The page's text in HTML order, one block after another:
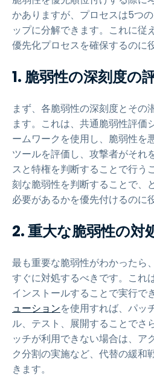
かありますが、プロセスは5つ
ップに分解できます。これに従
優先化プロセスを確保するのに
1.脆弱性の深刻度の
まず、各脆弱性の深刻度とその
ます。これは、共通脆弱性評価
ームワークを使用し、脆弱性を
ツールを評価し、攻撃者がそれ
スと特権を判断することで行う
刻な脆弱性を判断することで、
必要があるかを優先付けるのに
2.重大な脆弱性の対
最も重要な脆弱性がわかったら
すぐに対処するべきです。これ
インストールすることで実行で
ューションを使用すれば、パッ
ル、テスト、展開することでさ
ッチが利用できない場合は、ア
ク分割の実施など、代替の緩和
きます。